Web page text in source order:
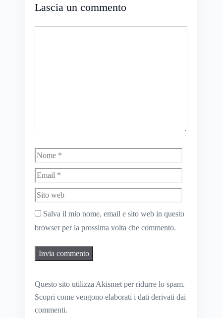
Lascia un commento
Nome
web
Salva il mio nome, email e sito web in questo
browser per la prossima volta che commento.
Questo sito utilizza Akismet per ridurre lo spam.
Scopri come vengono elaborati i dati derivati dai
commenti.